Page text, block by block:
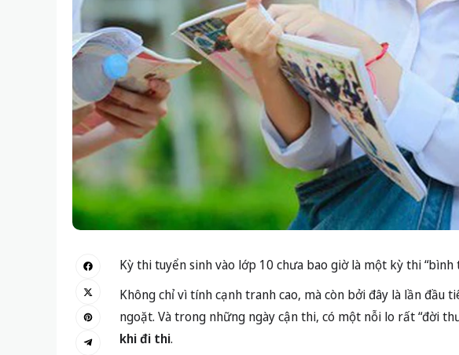
Kỳ thi tuyển sinh vào lớp 10 chưa bao giờ là một kỳ thi “bình
Không chỉ vì tính cạnh tranh cao, mà còn bởi đây là lần
ngoặt. Và trong những ngày cận thi, có một nỗi lo rất “đời
khi đi thi.